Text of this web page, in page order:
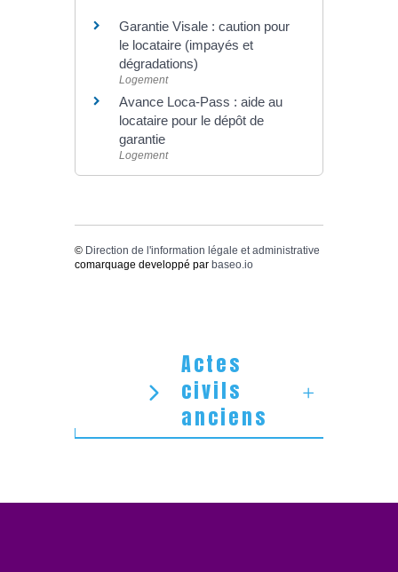
Garantie Visale : caution pour
le locataire (impayés et
dégradations)
Logement
Avance Loca-Pass : aide au
locataire pour le dépôt de
garantie
Logement
© Direction de l'information légale et administrative
comarquage developpé par baseo.io
Actes
civils
anciens